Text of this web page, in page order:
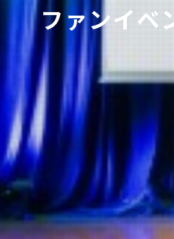
400㎡の大
ファンイベ
多様なお部
アクセス便
ご利用いた